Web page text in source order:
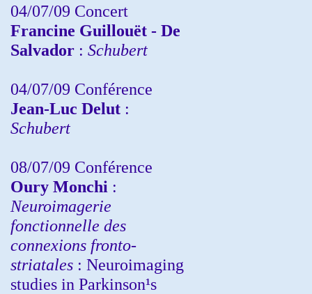
04/07/09 Concert
Francine Guillouët - De
Salvador : Schubert
04/07/09 Conférence
Jean-Luc Delut :
Schubert
08/07/09 Conférence
Oury Monchi :
Neuroimagerie
fonctionnelle des
connexions fronto-
striatales : Neuroimaging
studies in Parkinson¹s